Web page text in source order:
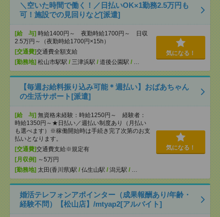
＼空いた時間で働く！／日払いOK×1勤務2.5万円も
可！施設での見回りなど[派遣]
[給 与] 時給1400円～ 夜勤時給1700円～ 日収
2.5万円～（夜勤時給1700円×15h）
[交通費]交通費全額支給
[勤務地] 松山市駅駅 / 三津浜駅 / 道後公園駅 /
気になる！
【毎週お給料振り込み可能＊週払い】おばあちゃん
の生活サポート[派遣]
[給 与] 無資格未経験：時給1250円～ 経験者：
時給1350円～★日払い／週払い制度あり（月払い
も選べます）※稼働開始時は手続き完了次第のお支
払いとなります。
[交通費]交通費支給※規定有
[月収例] ～5万円
[勤務地] 太田(香川県)駅 / 仏生山駅 / 潟元駅 /
気になる！
婚活テレフォンアポインター（成果報酬あり/年齢・
経験不問）【松山店】/mtyap2[アルバイト]